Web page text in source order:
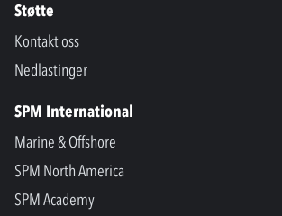
Støtte
Kontakt oss
Nedlastinger
SPM International
Marine & Offshore
SPM North America
SPM Academy